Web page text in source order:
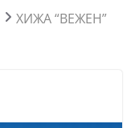
ХИЖА “ВЕЖЕН”